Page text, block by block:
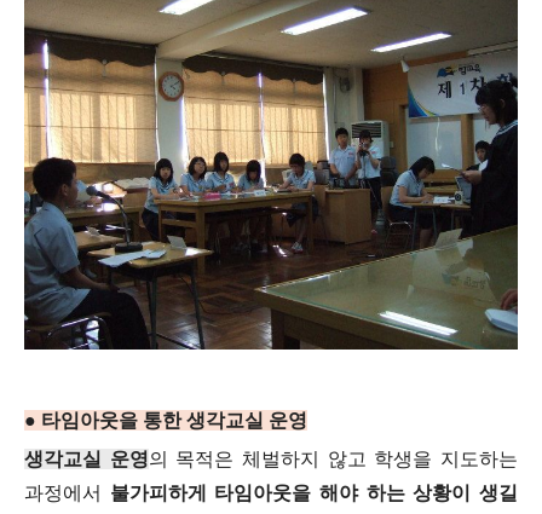
● 타임아웃을 통한 생각교실 운영
생각교실 운영의 목적은 체벌하지 않고 학생을 지도하는
과정에서 불가피하게 타임아웃을 해야 하는 상황이 생길